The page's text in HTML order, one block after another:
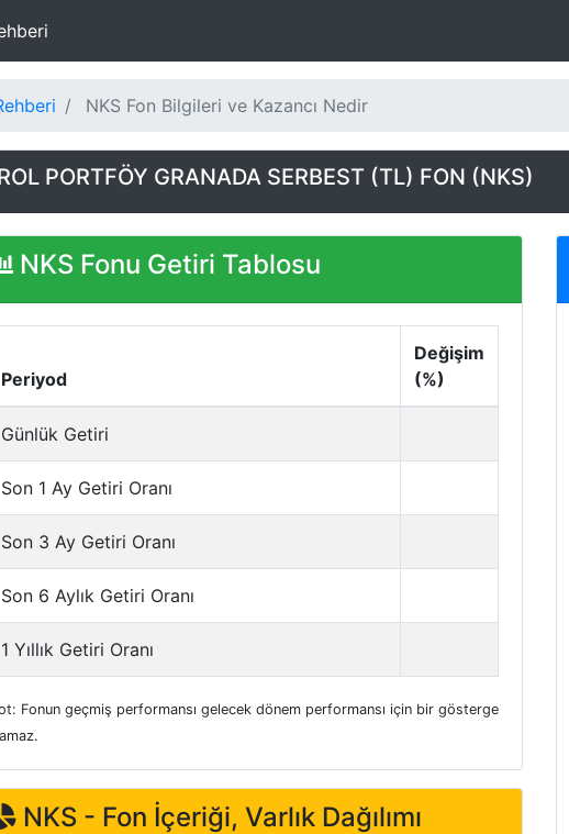
NKS Fon Bilgileri ve Kazancı Nedir
PORTFÖY GRANADA SERBEST (TL) FON (NKS)
NKS Fonu Getiri Tablosu
Periyod
Değişim
(%)
Günlük Getiri
Son 1 Ay Getiri Oranı
Son 3 Ay Getiri Oranı
Son 6 Aylık Getiri Oranı
1 Yıllık Getiri Oranı
Fonun geçmiş performansı gelecek dönem performansı için bir gösterge
NKS - Fon İçeriği, Varlık Dağılımı